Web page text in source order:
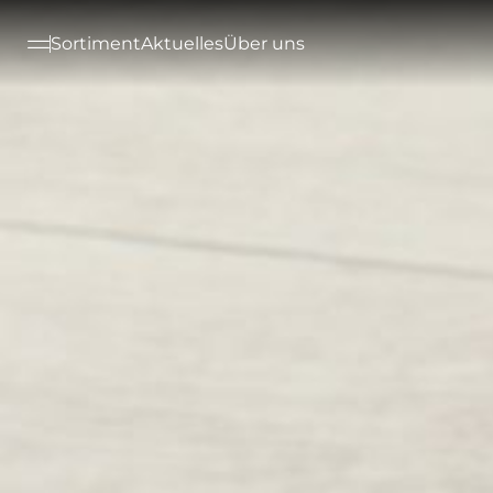
SortimentAktuellesÜber uns